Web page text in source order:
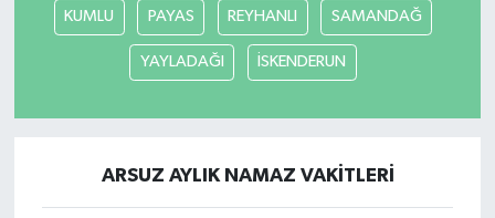
KUMLU PAYAS REYHANLI SAMANDAĞ
YAYLADAĞI İSKENDERUN
ARSUZ AYLIK NAMAZ VAKITLERI